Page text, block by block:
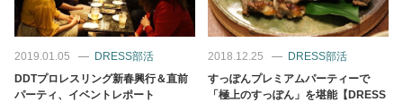
2019.01.05
DRESS部活
DDTプロレスリング新春興行＆直前
パーティ、イベントレポート
2018.12.25
DRESS部活
すっぽんプレミアムパーティーで
「極上のすっぽん」を堪能【DRESS